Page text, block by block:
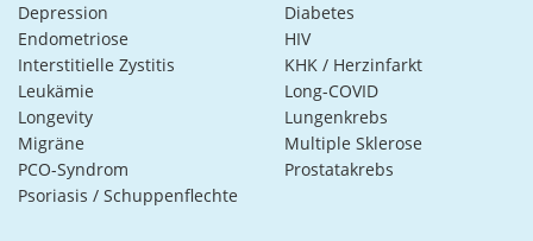
Depression
Diabetes
Endometriose
HIV
Interstitielle Zystitis
KHK / Herzinfarkt
Leukämie
Long-COVID
Longevity
Lungenkrebs
Migräne
Multiple Sklerose
PCO-Syndrom
Prostatakrebs
Psoriasis / Schuppenflechte